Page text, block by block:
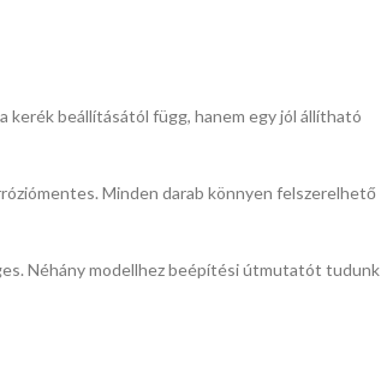
kerék beállításától függ, hanem egy jól állítható
Minden darab könnyen felszerelhető
Néhány modellhez beépítési útmutatót tudunk